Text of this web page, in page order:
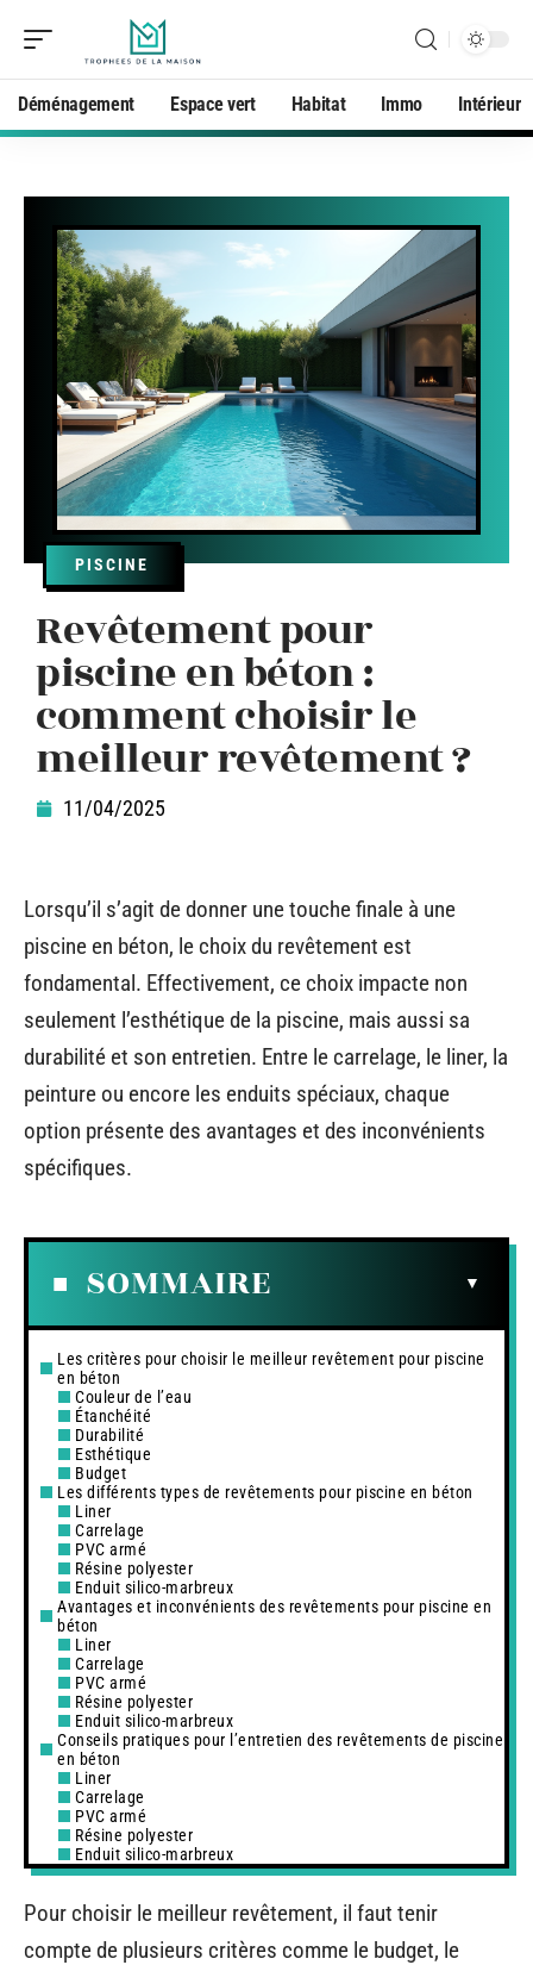
Déménagement Espace vert Habitat Immo Intérieur
PISCINE
Revêtement pour
piscine en béton :
comment choisir le
meilleur revêtement ?
11/04/2025
Lorsqu’il s’agit de donner une touche finale à une
piscine en béton, le choix du revêtement est
fondamental. Effectivement, ce choix impacte non
seulement l’esthétique de la piscine, mais aussi sa
durabilité et son entretien. Entre le carrelage, le liner, la
peinture ou encore les enduits spéciaux, chaque
option présente des avantages et des inconvénients
spécifiques.
SOMMAIRE
Les critères pour choisir le meilleur revêtement pour piscine
en béton
Couleur de l’eau
Étanchéité
Durabilité
Esthétique
Budget
Les différents types de revêtements pour piscine en béton
Liner
Carrelage
PVC armé
Résine polyester
Enduit silico-marbreux
Avantages et inconvénients des revêtements pour piscine en
béton
Liner
Carrelage
PVC armé
Résine polyester
Enduit silico-marbreux
Conseils pratiques pour l’entretien des revêtements de piscine
en béton
Liner
Carrelage
PVC armé
Résine polyester
Enduit silico-marbreux
Pour choisir le meilleur revêtement, il faut tenir
compte de plusieurs critères comme le budget, le